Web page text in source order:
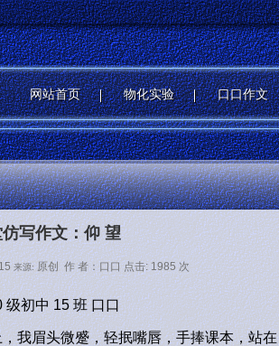
网站首页 物化实验 口口作文
写作文：仰 望
来源:原创 作 者：口口 点击:1985 次
级初中 15 班 口口
眉头微蹙，轻抿嘴唇，手捧课本，站在